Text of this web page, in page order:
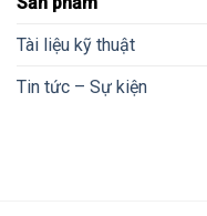
Tài liệu kỹ thuật
Tin tức – Sự kiện